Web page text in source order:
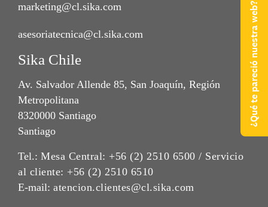
marketing@cl.sika.com
asesoriatecnica@cl.sika.com
Sika Chile
Av. Salvador Allende 85, San Joaquín, Región
Metropolitana
8320000 Santiago
Santiago
Tel.: Mesa Central: +56 (2) 2510 6500 / Servicio
al cliente: +56 (2) 2510 6510
E-mail: atencion.clientes@cl.sika.com
¿Qué te pareció nuestra web?